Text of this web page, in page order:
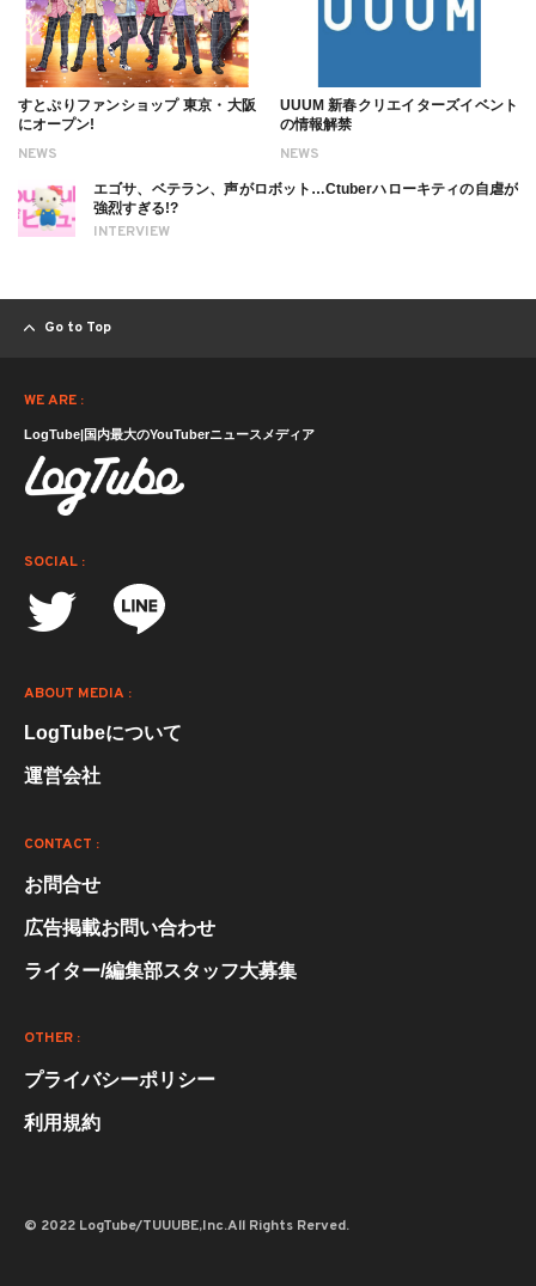
NEWS
すとぷりファンショップ 東京・大阪
にオープン!
NEWS
UUUM 新春クリエイターズイベント
の情報解禁
INTERVIEW
エゴサ、ベテラン、声がロボット…Ctuberハローキティの自虐が
強烈すぎる!?
Go to Top
WE ARE :
LogTube|国内最大のYouTuberニュースメディア
SOCIAL :
ABOUT MEDIA :
LogTubeについて
運営会社
CONTACT :
お問合せ
広告掲載お問い合わせ
ライター/編集部スタッフ大募集
OTHER :
プライバシーポリシー
利用規約
© 2022 LogTube/TUUUBE,Inc.All Rights Rerved.